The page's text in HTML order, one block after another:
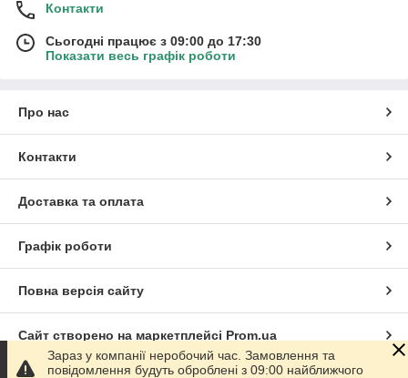
Контакти
Сьогодні працює з 09:00 до 17:30
Показати весь графік роботи
Про нас
Контакти
Доставка та оплата
Графік роботи
Повна версія сайту
Сайт створено на маркетплейсі Prom.ua
Зараз у компанії неробочий час. Замовлення та
повідомлення будуть оброблені з 09:00 найближчого